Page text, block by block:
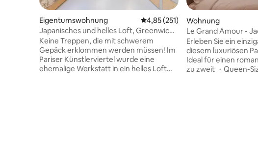
Eigentumswohnung Durchschnittliche Bewertung: 4,85
4,85 (251)
Japanisches und helles Loft, Greenwich
von Paris
Keine Treppen, die mit schwerem
Gepäck erklommen werden müssen! Im
Pariser Künstlerviertel wurde eine
ehemalige Werkstatt in ein helles Loft
Wohnung
Le Grand Amour -
Overhead-Projektor
Erleben Sie ein
diesem luxuriösen
Ideal für einen
zu zweit ・Queen-